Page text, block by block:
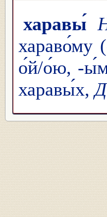
харавы́
хараво́му
о́й/о́ю, -
харавы́х,Д